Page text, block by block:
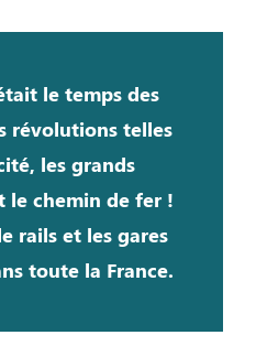
le temps des
révolutions telles
les grands
chemin de fer !
rails et les gares
toute la France.